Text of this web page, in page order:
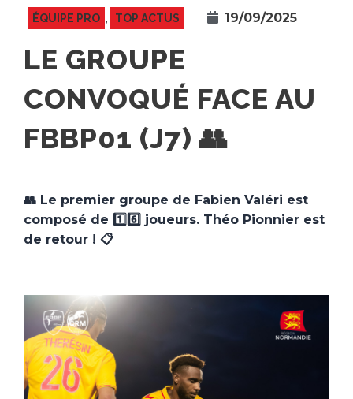
ÉQUIPE PRO , TOP ACTUS 19/09/2025
LE GROUPE
CONVOQUÉ FACE AU
FBBP01 (J7) 👥
👥 Le premier groupe de Fabien Valéri est
composé de 1️⃣6️⃣ joueurs. Théo Pionnier est
de retour ! 📋